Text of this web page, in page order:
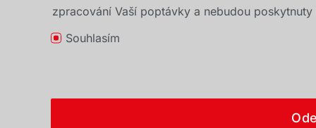
zpracování Vaší poptávky a nebudou poskytnuty
Souhlasím